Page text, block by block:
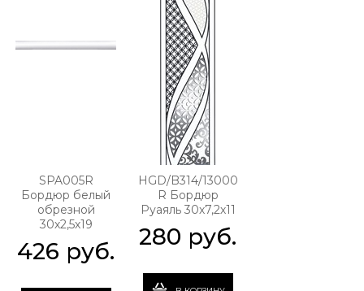
SPA005R
Бордюр белый
обрезной
30х2,5х19
426 руб.
HGD/B314/13000
R Бордюр
Руаяль 30х7,2х11
280 руб.